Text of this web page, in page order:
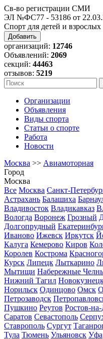
Св-во регистрации СМИ
ЭЛ №ФС77 - 53186 от
Спорт для детей и взрослых
Добавить
организаций: 12746
Объявлений: 2069
секций: 44463
отзывов: 5219
Организации
Объявления
Виды спорта
Статьи о спорте
Работа
Новости
Москва >> Авиамоторная
Город
Москва
Все Москва Санкт-
Астрахань Балашиха
Владивосток Владикавказ
Вологда Воронеж Грозный
Долгопрудный
Иваново Ижевск Иркутск
Калуга Кемерово Киров
Королев Кострома
Курск Липецк Лыткарино
Мытищи Набережные
Нижний Тагил
Норильск Одинцово Омск
Петрозаводск
Пушкино Реутов Ростов-
Саратов Севастополь
Ставрополь Сургут
Тула Тюмень Ульяновск Уфа